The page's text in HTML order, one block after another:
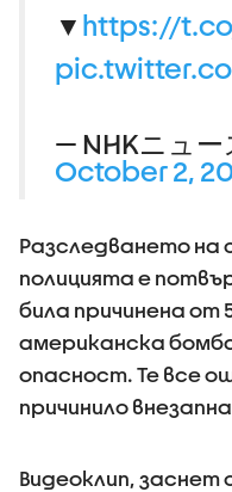
▼ https://
— NHKニュー
October 2,
Разследването на
полицията е
била причинена от
американска
опасност. Те все
причинило
Видеоклип, заснет